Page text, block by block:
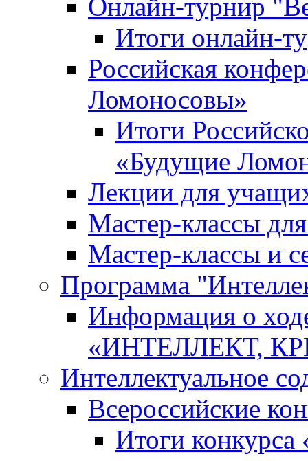
Онлайн-турнир
Итоги онлайн-
Российская
Ломоносовы»
Итоги
«Будущие
Лекции для
Мастер-классы
Мастер-классы и
Программа
Информация о
«ИНТЕЛЛЕКТ,
Интеллектуальное
Всероссийские
Итоги конкурса